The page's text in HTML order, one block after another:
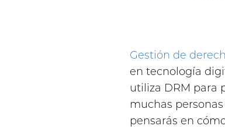
Gestión de
en tecnología
utiliza DRM para
muchas
pensarás en